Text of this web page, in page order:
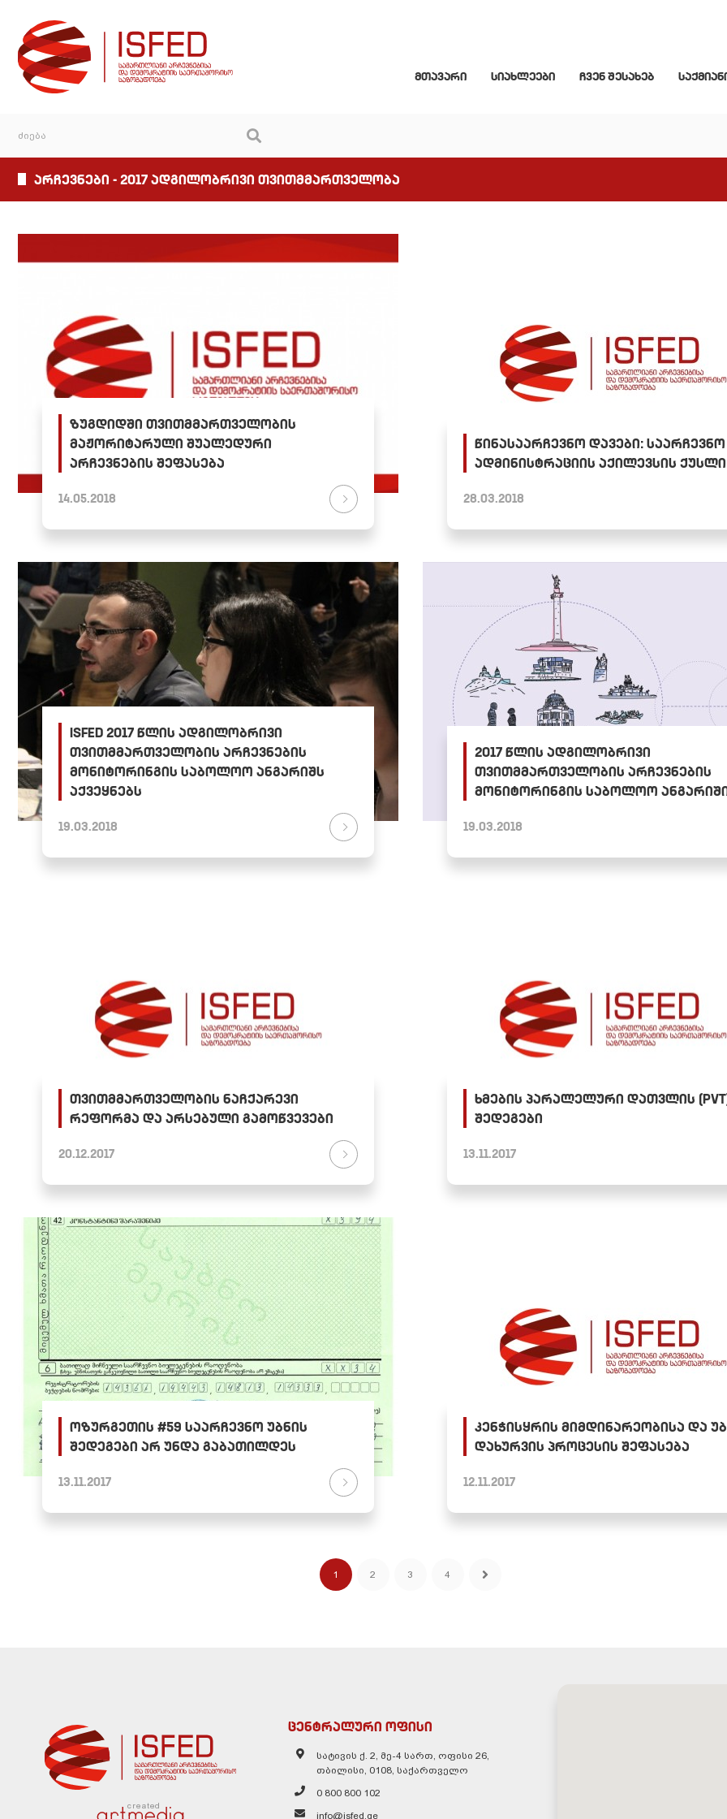
მთავარი სიახლეები ჩვენ შესახებ
არჩევნები - 2017 ადგილობრივი თვითმმართველობა
ზუგდიდში თვითმმართველობის
მაჟორიტარული შუალედური
არჩევნების შეფასება
14.05.2018
წინასაარჩევნო დავები: საარჩევნო
ადმინისტრაციის აქილევსის ქუსლი
28.03.2018
ISFED 2017 წლის ადგილობრივი
თვითმმართველობის არჩევნების
მონიტორინგის საბოლოო ანგარიშს
აქვეყნებს
19.03.2018
2017 წლის ადგილობრივი
თვითმმართველობის არჩევნების
მონიტორინგის საბოლოო
19.03.2018
თვითმმართველობის ნაჩქარევი
რეფორმა და არსებული გამოწვევები
20.12.2017
ხმების პარალელური დათვლის
შედეგები
13.11.2017
ოზურგეთის #59 საარჩევნო უბნის
შედეგები არ უნდა გაბათილდეს
13.11.2017
კენჭისყრის მიმდინარეობისა და
დახურვის პროცესის შეფასება
12.11.2017
1 2 3 4
created
ცენტრალური ოფისი
სატივის ქ. 2, მე-4 სართ, ოფისი 26,
თბილისი, 0108, საქართველო
0 800 800 102
info@isfed.ge